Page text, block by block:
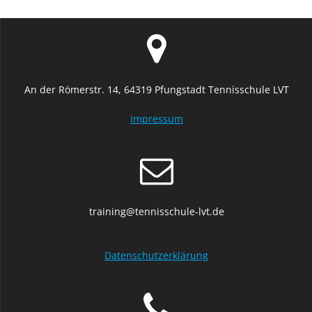
An der Römerstr. 14, 64319 Pfungstadt Tennisschule LVT
Impressum
training@tennisschule-lvt.de
Datenschutzerklärung